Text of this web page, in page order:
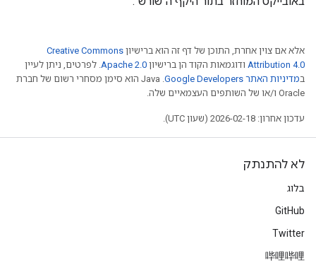
אלא אם צוין אחרת, התוכן של דף זה הוא ברישיון Creative Commons
Attribution 4.0 ודוגמאות הקוד הן ברישיון Apache 2.0. לפרטים, ניתן לעיין
במדיניות האתר Google Developers‏
.‏ Java הוא סימן מסחרי רשום של חברת
Oracle ו/או של השותפים העצמאיים שלה.
עדכון אחרון: 2026-02-18 (שעון UTC).
לא להתנתק
בלוג
GitHub
Twitter
哔哩哔哩